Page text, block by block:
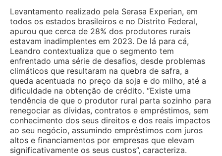
Levantamento realizado pela Serasa Experian, em
todos os estados brasileiros e no Distrito Federal,
apurou que cerca de 28% dos produtores rurais
estavam inadimplentes em 2023. De lá para cá,
Leandro contextualiza que o segmento tem
enfrentado uma série de desafios, desde problemas
climáticos que resultaram na quebra de safra, a
queda acentuada no preço da soja e do milho, até a
dificuldade na obtenção de crédito. “Existe uma
tendência de que o produtor rural parta sozinho para
renegociar as dívidas, contratos e empréstimos, sem
conhecimento dos seus direitos e dos reais impactos
ao seu negócio, assumindo empréstimos com juros
altos e financiamentos por empresas que elevam
significativamente os seus custos”, caracteriza.